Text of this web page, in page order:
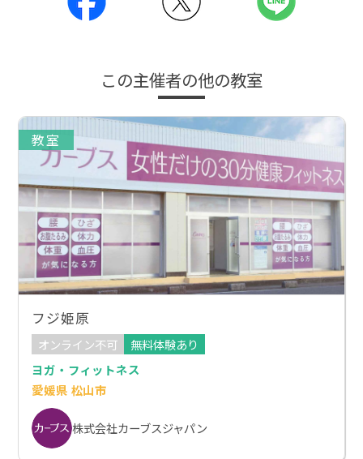
この主催者の他の教室
教室
フジ姫原
オンライン不可
無料体験あり
ヨガ・フィットネス
愛媛県 松山市
株式会社カーブスジャパン